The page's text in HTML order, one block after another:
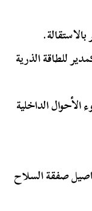
للطاقة الذرية
الداخلية
صفقة السلاح